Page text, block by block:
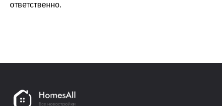
ответственно.